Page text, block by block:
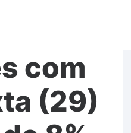
com
(29)